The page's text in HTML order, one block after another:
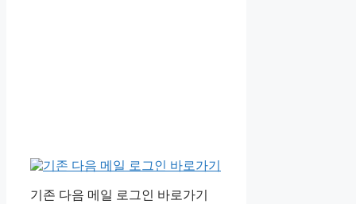
기존 다음 메일 로그인 바로가기